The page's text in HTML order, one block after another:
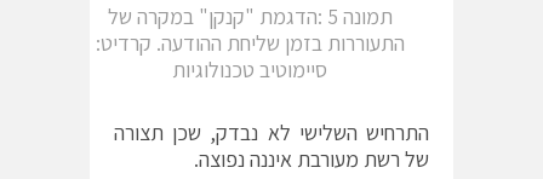
תמונה 5 :הדגמת "קנקן" במקרה של
התעוררות בזמן שליחת ההודעה. קרדיט:
סיימוטיב טכנולוגיות
התרחיש השלישי לא נבדק, שכן תצורה
של רשת מעורבת איננה נפוצה.